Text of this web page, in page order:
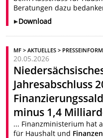
Beratungen dazu
Download
MF > AKTUELLES >
20.05.2026
Jahresabschluss
minus 1,4
... Finanzministerium hat
für Haushalt und Finanzen